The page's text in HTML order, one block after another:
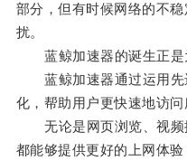
部分，但有时候网络的不
扰。
蓝鲸加速器的诞生正是
蓝鲸加速器通过运用先
化，帮助用户更快速地访问
无论是网页浏览、视频
都能够提供更好的上网体